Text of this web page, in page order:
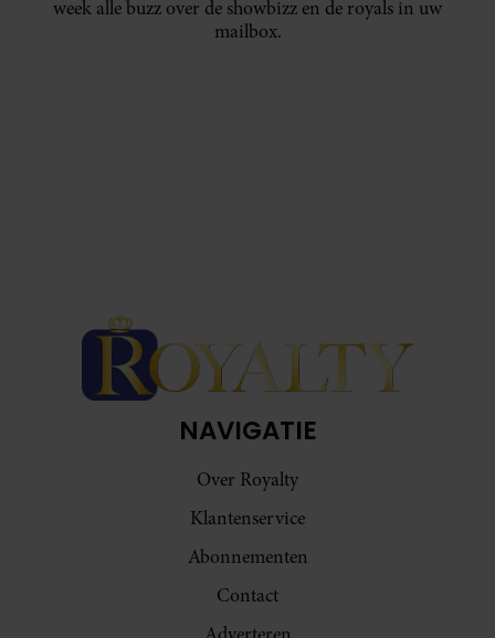
week alle buzz over de showbizz en de royals in uw
mailbox.
NAVIGATIE
Over Royalty
Klantenservice
Abonnementen
Contact